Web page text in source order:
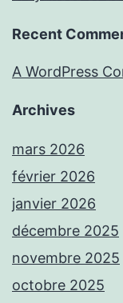
Recent
A WordPress
Archives
mars 2026
février 2026
janvier 2026
décembre 2025
novembre 2025
octobre 2025